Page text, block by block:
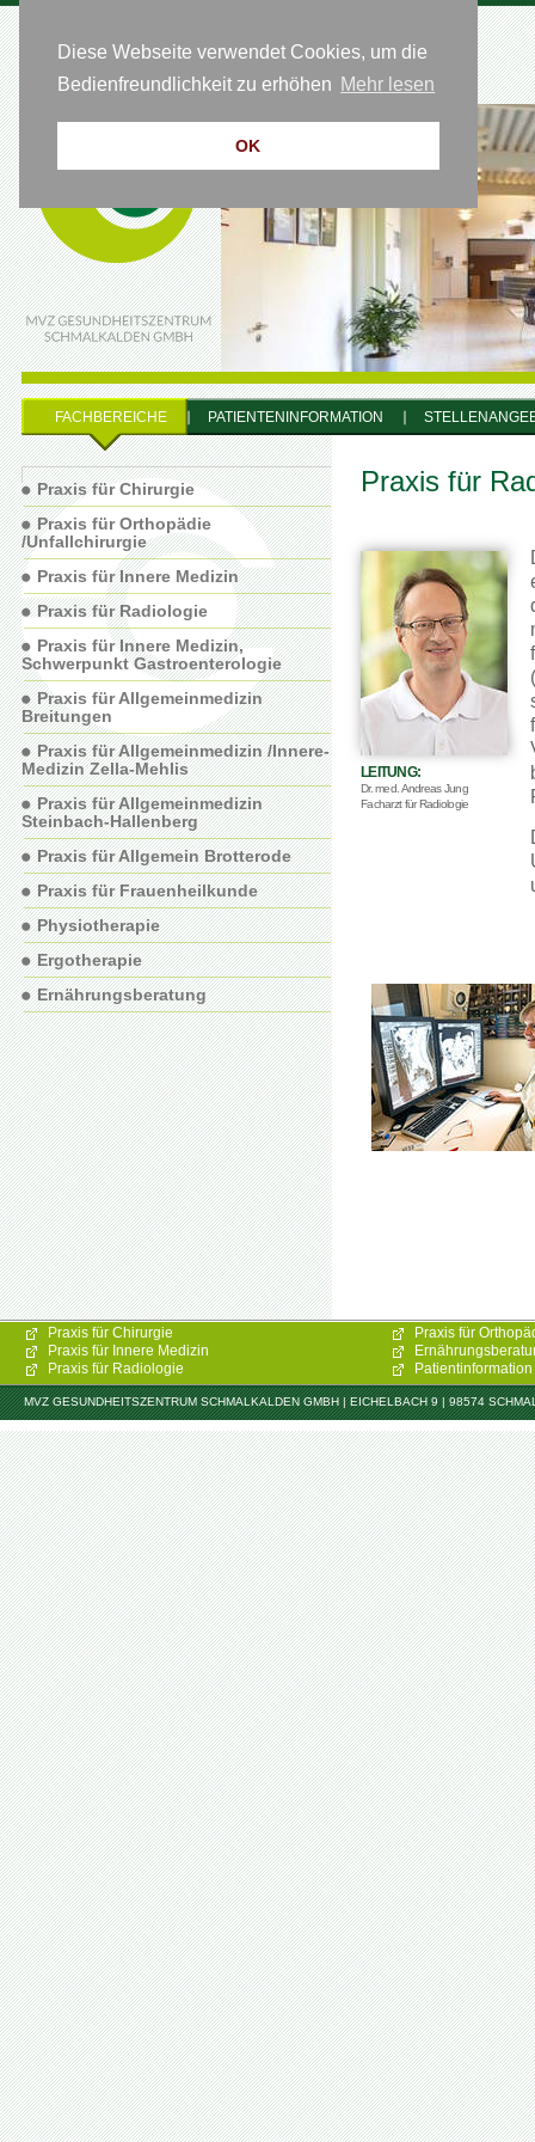
Diese Webseite verwendet Cookies, um die
Bedienfreundlichkeit zu erhöhen Mehr lesen
OK
HOTLINE 0 36 83 - 64 54 50
FACHBEREICHE PATIENTENINFORMATION
Praxis für
LEITUNG:
Dr. med. Andreas Jung
Facharzt für Radiologie
Praxis für Chirurgie
Praxis für Orthopädie
/Unfallchirurgie
Praxis für Innere Medizin
Praxis für Radiologie
Praxis für Innere Medizin,
Schwerpunkt Gastroenterologie
Praxis für Allgemeinmedizin
Breitungen
Praxis für Allgemeinmedizin /Innere-
Medizin Zella-Mehlis
Praxis für Allgemeinmedizin
Steinbach-Hallenberg
Praxis für Allgemein Brotterode
Praxis für Frauenheilkunde
Physiotherapie
Ergotherapie
Ernährungsberatung
Praxis für Chirurgie
Praxis für Innere Medizin
Praxis für Radiologie
Praxis für
Patientinformation
MVZ GESUNDHEITSZENTRUM SCHMALKALDEN GMBH | EICHELBACH 9 | 98574